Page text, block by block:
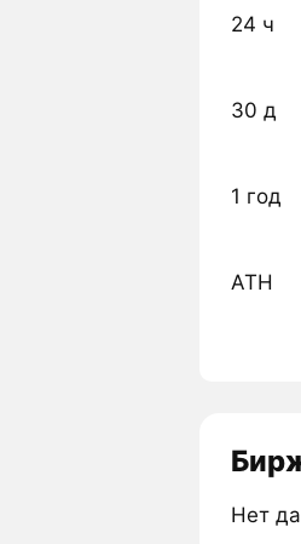
24 ч
30 д
1 год
ATH
Нет